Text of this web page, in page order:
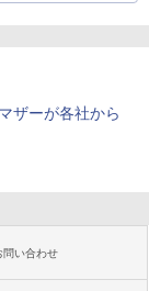
ザーが各社から
問い合わせ